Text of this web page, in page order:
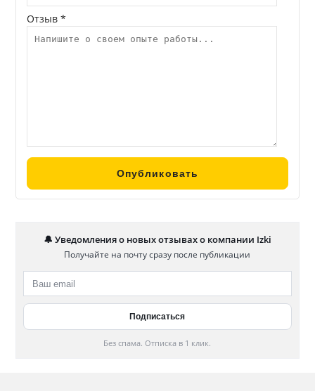
Отзыв *
🔔 Уведомления о новых отзывах о компании Izki
Получайте на почту сразу после публикации
Без спама. Отписка в 1 клик.